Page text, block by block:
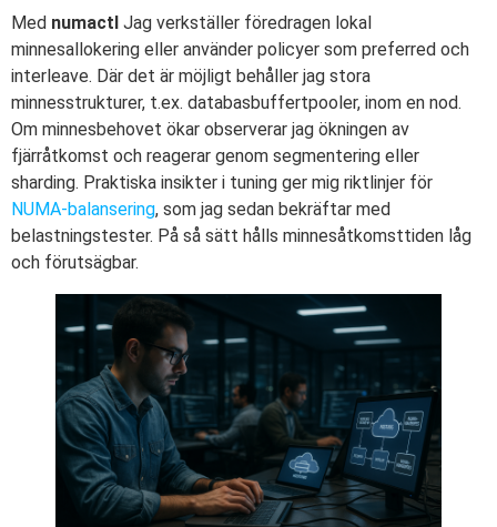
Med numactl Jag verkställer föredragen lokal
minnesallokering eller använder policyer som preferred och
interleave. Där det är möjligt behåller jag stora
minnesstrukturer, t.ex. databasbuffertpooler, inom en nod.
Om minnesbehovet ökar observerar jag ökningen av
fjärråtkomst och reagerar genom segmentering eller
sharding. Praktiska insikter i tuning ger mig riktlinjer för
NUMA-balansering, som jag sedan bekräftar med
belastningstester. På så sätt hålls minnesåtkomsttiden låg
och förutsägbar.